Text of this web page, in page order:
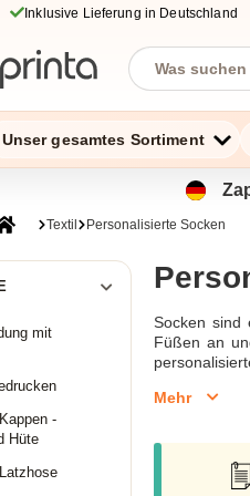
Inklusive Lieferung in Deutschland
Unser gesamtes Sortiment
Textil Personalisierte Socken
mit
-
Hüte
Socken sind
Füßen an
länger und
Mehr